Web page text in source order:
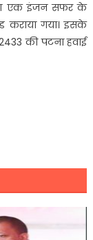
एक इंजन सफर के
कराया गया। इसके
की पटना हवाई